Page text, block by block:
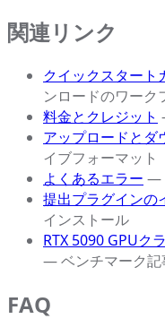
関連リンク
クイックスタート
ンロードのワーク
料金とクレジット
アップロードとダ
イブフォーマット
よくあるエラー —
提出プラグインの
インストール
RTX 5090 GPUク
— ベンチマーク記
FAQ